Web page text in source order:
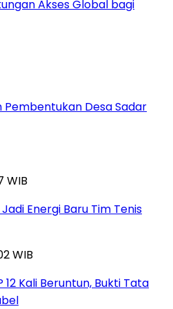
Akses Global bagi
Pembentukan Desa Sadar
WIB
Energi Baru Tim Tenis
WIB
12 Kali Beruntun, Bukti Tata